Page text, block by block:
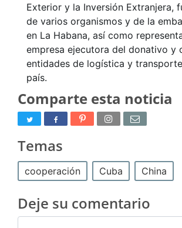
Exterior y la Inversión Extranjera,
de varios organismos y de la
en La Habana, así como
empresa ejecutora del donativo y
entidades de logística y
país.
Comparte esta noticia
Temas
cooperación Cuba China
Deje su comentario